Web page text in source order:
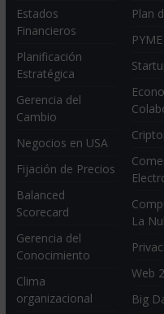
Estados
Financieros
Planificación
Estratégica
Gerencia del
Cambio
Negocios en USA
Fijación de Precios
Balanced
Scorecard
Gerencia del
Conocimiento
Clima
organizacional
Plan
PYME
La
Web
Big